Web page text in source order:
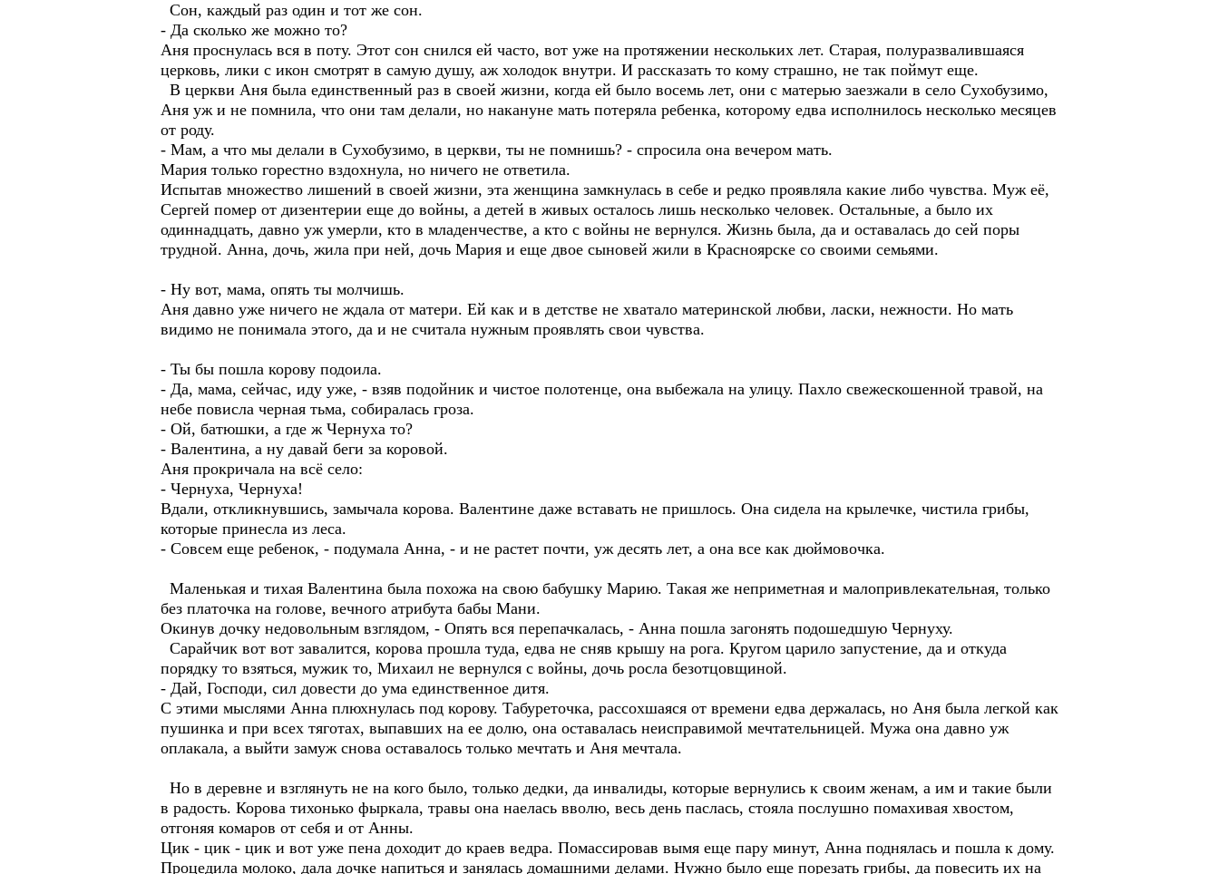
Сон, каждый раз один и тот же сон.
- Да сколько же можно то?
Аня проснулась вся в поту. Этот сон снился ей часто, вот уже на протяжении нескольких лет. Старая, полуразвалившаяся
церковь, лики с икон смотрят в самую душу, аж холодок внутри. И рассказать то кому страшно, не так поймут еще.
В церкви Аня была единственный раз в своей жизни, когда ей было восемь лет, они с матерью заезжали в село Сухобузимо,
Аня уж и не помнила, что они там делали, но накануне мать потеряла ребенка, которому едва исполнилось несколько месяцев
от роду.
- Мам, а что мы делали в Сухобузимо, в церкви, ты не помнишь? - спросила она вечером мать.
Мария только горестно вздохнула, но ничего не ответила.
Испытав множество лишений в своей жизни, эта женщина замкнулась в себе и редко проявляла какие либо чувства. Муж её,
Сергей помер от дизентерии еще до войны, а детей в живых осталось лишь несколько человек. Остальные, а было их
одиннадцать, давно уж умерли, кто в младенчестве, а кто с войны не вернулся. Жизнь была, да и оставалась до сей поры
трудной. Анна, дочь, жила при ней, дочь Мария и еще двое сыновей жили в Красноярске со своими семьями.
- Ну вот, мама, опять ты молчишь.
Аня давно уже ничего не ждала от матери. Ей как и в детстве не хватало материнской любви, ласки, нежности. Но мать
видимо не понимала этого, да и не считала нужным проявлять свои чувства.
- Ты бы пошла корову подоила.
- Да, мама, сейчас, иду уже, - взяв подойник и чистое полотенце, она выбежала на улицу. Пахло свежескошенной травой, на
небе повисла черная тьма, собиралась гроза.
- Ой, батюшки, а где ж Чернуха то?
- Валентина, а ну давай беги за коровой.
Аня прокричала на всё село:
- Чернуха, Чернуха!
Вдали, откликнувшись, замычала корова. Валентине даже вставать не пришлось. Она сидела на крылечке, чистила грибы,
которые принесла из леса.
- Совсем еще ребенок, - подумала Анна, - и не растет почти, уж десять лет, а она все как дюймовочка.
Маленькая и тихая Валентина была похожа на свою бабушку Марию. Такая же неприметная и малопривлекательная, только
без платочка на голове, вечного атрибута бабы Мани.
Окинув дочку недовольным взглядом, - Опять вся перепачкалась, - Анна пошла загонять подошедшую Чернуху.
Сарайчик вот вот завалится, корова прошла туда, едва не сняв крышу на рога. Кругом царило запустение, да и откуда
порядку то взяться, мужик то, Михаил не вернулся с войны, дочь росла безотцовщиной.
- Дай, Господи, сил довести до ума единственное дитя.
С этими мыслями Анна плюхнулась под корову. Табуреточка, рассохшаяся от времени едва держалась, но Аня была легкой как
пушинка и при всех тяготах, выпавших на ее долю, она оставалась неисправимой мечтательницей. Мужа она давно уж
оплакала, а выйти замуж снова оставалось только мечтать и Аня мечтала.
Но в деревне и взглянуть не на кого было, только дедки, да инвалиды, которые вернулись к своим женам, а им и такие были
в радость. Корова тихонько фыркала, травы она наелась вволю, весь день паслась, стояла послушно помахивая хвостом,
отгоняя комаров от себя и от Анны.
Цик - цик - цик и вот уже пена доходит до краев ведра. Помассировав вымя еще пару минут, Анна поднялась и пошла к дому.
Процедила молоко, дала дочке напиться и занялась домашними делами. Нужно было еще порезать грибы, да повесить их на